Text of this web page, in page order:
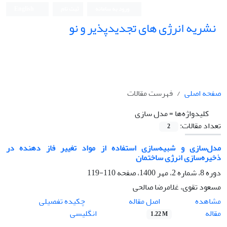
نشریه انرژی های تجدیدپذیر و نو
صفحه اصلی
فهرست مقالات
کلیدواژه‌ها =مدل سازی
تعداد مقالات:
2
مدل‌سازی و شبیه‌سازی استفاده از مواد تغییر فاز دهنده در
ذخیره‌‌سازی انرژی ساختمان
دوره 8، شماره 2، مهر 1400، صفحه
110-119
مسعود تقوی، غلامرضا صالحی
مشاهده
مقاله
اصل مقاله
1.22 M
چکیده تفصیلی
انگلیسی